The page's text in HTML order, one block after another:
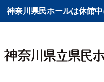
神奈川県民ホールは休館